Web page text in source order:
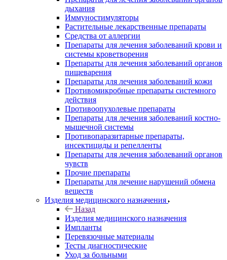
дыхания
Иммуностимуляторы
Растительные лекарственные препараты
Средства от аллергии
Препараты для лечения заболеваний крови и
системы кроветворения
Препараты для лечения заболеваний органов
пищеварения
Препараты для лечения заболеваний кожи
Противомикробные препараты системного
действия
Противоопухолевые препараты
Препараты для лечения заболеваний костно-
мышечной системы
Противопаразитарные препараты,
инсектициды и репелленты
Препараты для лечения заболеваний органов
чувств
Прочие препараты
Препараты для лечение нарушений обмена
веществ
Изделия медицинского назначения
Назад
Изделия медицинского назначения
Импланты
Перевязочные материалы
Тесты диагностические
Уход за больными